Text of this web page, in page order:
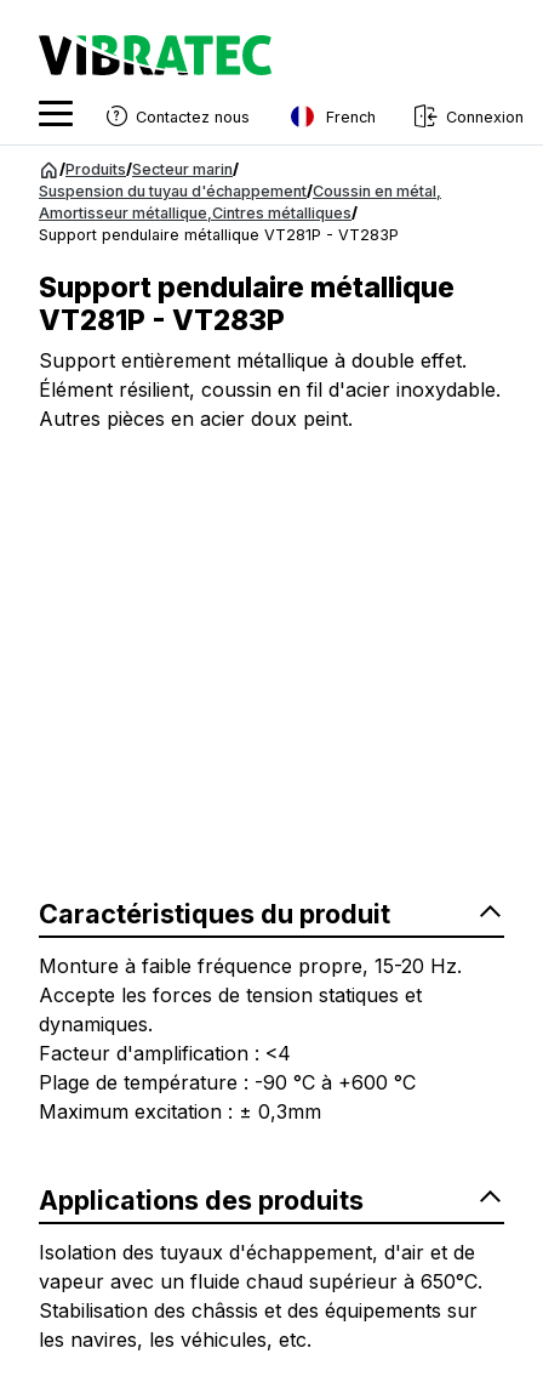
contenu
Contactez nous French
Swedish
Norwegian
French
Finnish
Danish
Connexion
/Produits/Secteur marin/
Suspension du tuyau d'échappement/Coussin en métal
Amortisseur métallique Cintres métalliques/
Support pendulaire métallique VT281P - VT283P
Support pendulaire métallique
VT281P - VT283P
Support entièrement métallique à double effet.
Élément résilient, coussin en fil d'acier inoxydable.
Autres pièces en acier doux peint.
Caractéristiques du produit
Monture à faible fréquence propre, 15-20 Hz.
Accepte les forces de tension statiques et
dynamiques.
Facteur d'amplification : <4
Plage de température : -90 °C à +600 °C
Maximum excitation : ± 0,3mm
Applications des produits
Isolation des tuyaux d'échappement, d'air et de
vapeur avec un fluide chaud supérieur à 650°C.
Stabilisation des châssis et des équipements sur
les navires, les véhicules, etc.